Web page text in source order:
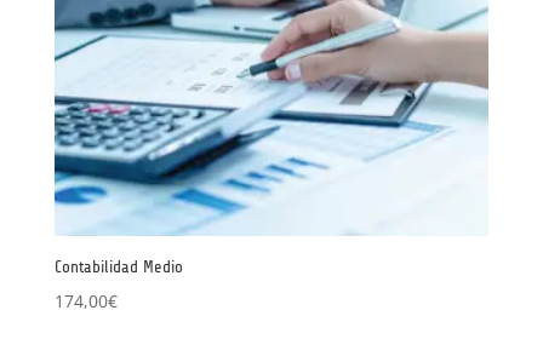
Contabilidad Medio
174,00€